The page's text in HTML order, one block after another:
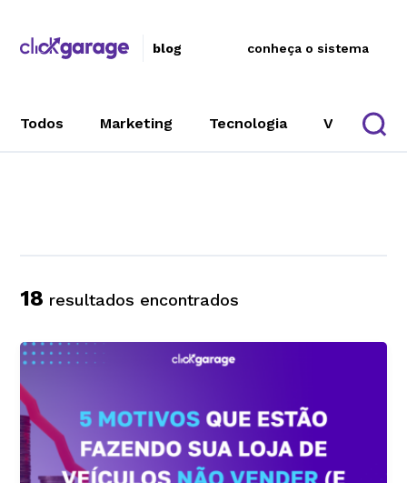
blog conheça o sistema
Todos Marketing Tecnologia Vendas
18 resultados encontrados